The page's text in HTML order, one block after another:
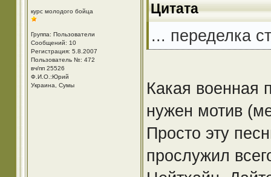
курс молодого бойца
Группа: Пользователи
Сообщений: 10
Регистрация: 5.8.2007
Пользователь №: 472
вч/пп 25526
Ф.И.О.:Юрий
Украина, Сумы
Цитата
... переделка
Какая военная
нужен мотив
Просто эту
прослужил